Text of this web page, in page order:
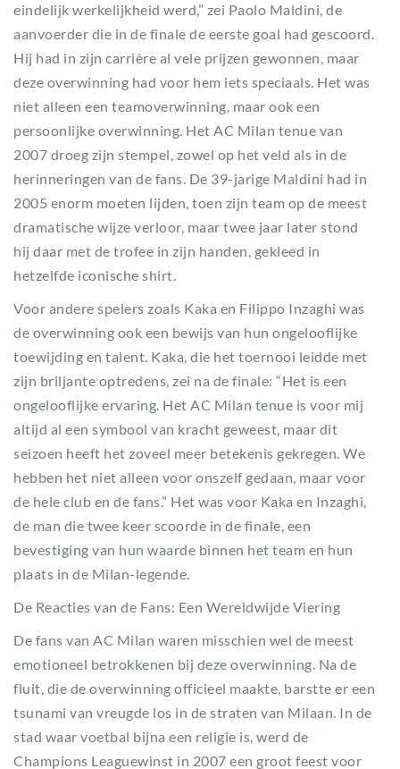
eindelijk werkelijkheid werd,” zei Paolo Maldini, de
aanvoerder die in de finale de eerste goal had gescoord.
Hij had in zijn carrière al vele prijzen gewonnen, maar
deze overwinning had voor hem iets speciaals. Het was
niet alleen een teamoverwinning, maar ook een
persoonlijke overwinning. Het AC Milan tenue van
2007 droeg zijn stempel, zowel op het veld als in de
herinneringen van de fans. De 39-jarige Maldini had in
2005 enorm moeten lijden, toen zijn team op de meest
dramatische wijze verloor, maar twee jaar later stond
hij daar met de trofee in zijn handen, gekleed in
hetzelfde iconische shirt.
Voor andere spelers zoals Kaka en Filippo Inzaghi was
de overwinning ook een bewijs van hun ongelooflijke
toewijding en talent. Kaka, die het toernooi leidde met
zijn briljante optredens, zei na de finale: “Het is een
ongelooflijke ervaring. Het AC Milan tenue is voor mij
altijd al een symbool van kracht geweest, maar dit
seizoen heeft het zoveel meer betekenis gekregen. We
hebben het niet alleen voor onszelf gedaan, maar voor
de hele club en de fans.” Het was voor Kaka en Inzaghi,
de man die twee keer scoorde in de finale, een
bevestiging van hun waarde binnen het team en hun
plaats in de Milan-legende.
De Reacties van de Fans: Een Wereldwijde Viering
De fans van AC Milan waren misschien wel de meest
emotioneel betrokkenen bij deze overwinning. Na de
fluit, die de overwinning officieel maakte, barstte er een
tsunami van vreugde los in de straten van Milaan. In de
stad waar voetbal bijna een religie is, werd de
Champions Leaguewinst in 2007 een groot feest voor